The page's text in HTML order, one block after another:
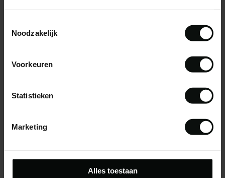
Noodzakelijk
Voorkeuren
Statistieken
Marketing
Alles toestaan